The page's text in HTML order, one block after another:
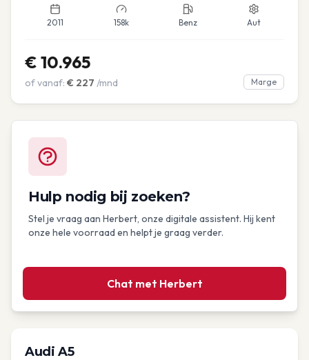
2011 158k Benz Aut
€ 10.965
of vanaf: € 227 /mnd Marge
Hulp nodig bij zoeken?
Stel je vraag aan Herbert, onze digitale assistent. Hij kent
onze hele voorraad en helpt je graag verder.
Chat met Herbert
Audi A5